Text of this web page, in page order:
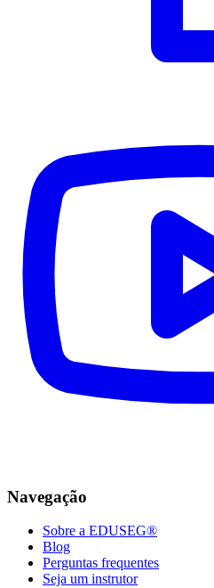
Navegação
Sobre a EDUSEG®
Blog
Perguntas frequentes
Seja um instrutor